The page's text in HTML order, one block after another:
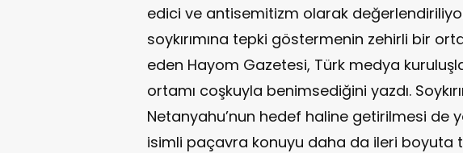
edici ve antisemitizm olarak değerlendiriliyor.
soykırımına tepki göstermenin zehirli bir
eden Hayom Gazetesi, Türk medya
ortamı coşkuyla benimsediğini yazdı.
Netanyahu’nun hedef haline getirilmesi de
isimli paçavra konuyu daha da ileri boyuta